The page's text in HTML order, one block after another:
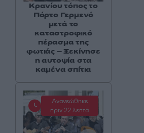
Κρανίου τόπος το
Πόρτο Γερμενό
μετά το
καταστροφικό
πέρασμα της
φωτιάς – Ξεκίνησε
η αυτοψία στα
καμένα σπίτια
Ανανεώθηκε
πριν 22 λεπτά